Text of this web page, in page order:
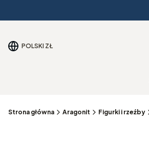
POLSKI ZŁ
Strona główna Aragonit Figurki i rzeźby